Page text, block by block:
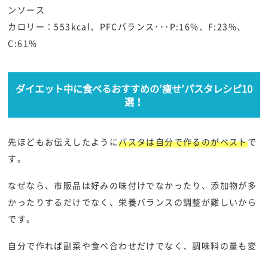
ンソース
カロリー：553kcal、PFCバランス･･･P:16%、F:23%、
C:61%
ダイエット中に食べるおすすめの’痩せ’パスタレシピ10
選！
先ほどもお伝えしたようにパスタは自分で作るのがベストで
す。
なぜなら、市販品は好みの味付けでなかったり、添加物が多
かったりするだけでなく、栄養バランスの調整が難しいから
です。
自分で作れば副菜や食べ合わせだけでなく、調味料の量も変